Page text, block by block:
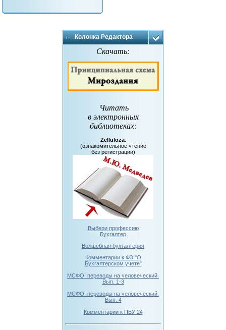
Колонка Редактора
Скачать:
Читать
в электронных
библиотеках:
Zelluloza:
(ознакомительное чтение
без регистрации)
Выбери профессию
Бухгалтер
Волшебная бухгалтерия
Комментарии к ФЗ "О
Бухгалтерском учете"
МСФО: переводы на человеческий.
Вып. 1-3
МСФО: переводы на человеческий.
Вып. 4
Комментарии к ПБУ 24